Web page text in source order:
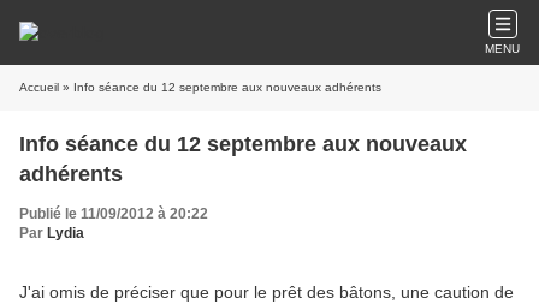
MENU
Accueil » Info séance du 12 septembre aux nouveaux adhérents
Info séance du 12 septembre aux nouveaux
adhérents
Publié le 11/09/2012 à 20:22
Par Lydia
J'ai omis de préciser que pour le prêt des bâtons, une caution de